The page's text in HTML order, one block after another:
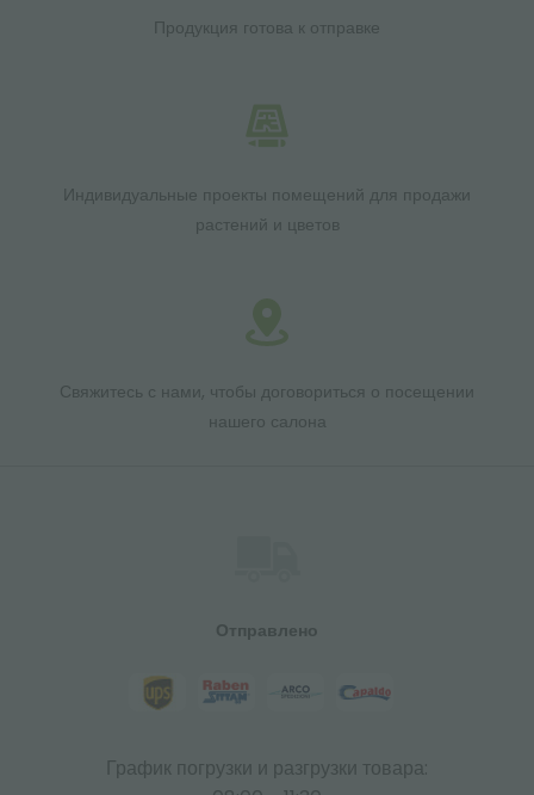
Продукция готова к отправке
Индивидуальные проекты помещений для продажи
растений и цветов
Свяжитесь с нами, чтобы договориться о посещении
нашего салона
Отправлено
График погрузки и разгрузки товара: